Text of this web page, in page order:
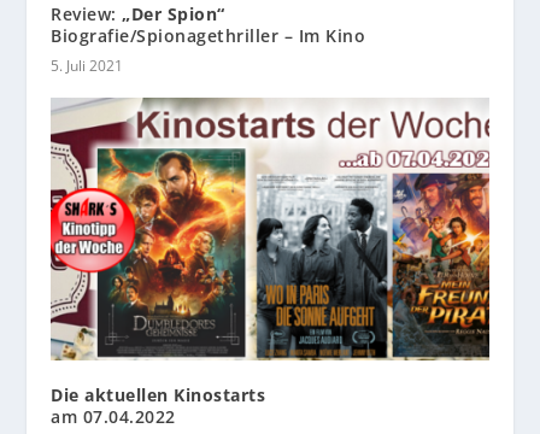
Review: „Der Spion“
Biografie/Spionagethriller – Im Kino
5. Juli 2021
Die aktuellen Kinostarts
am 07.04.2022